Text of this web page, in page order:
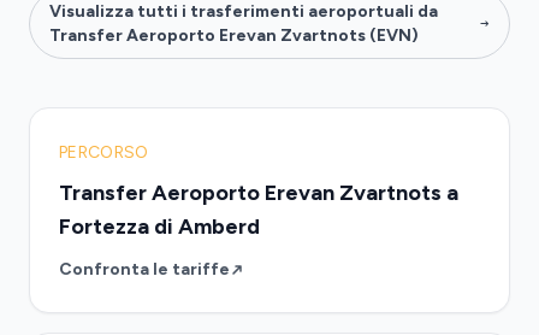
Visualizza tutti i trasferimenti aeroportuali da
Transfer Aeroporto Erevan Zvartnots (EVN)
PERCORSO
Transfer Aeroporto Erevan Zvartnots a
Fortezza di Amberd
Confronta le tariffe